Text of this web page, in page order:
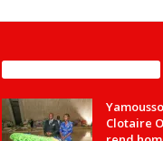
Clotaire